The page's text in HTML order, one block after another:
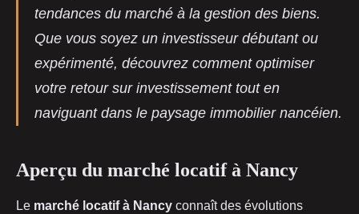
tendances du marché à la gestion des biens.
Que vous soyez un investisseur débutant ou
expérimenté, découvrez comment optimiser
votre retour sur investissement tout en
naviguant dans le paysage immobilier nancéien.
Aperçu du marché locatif à Nancy
Le marché locatif à Nancy connaît des évolutions